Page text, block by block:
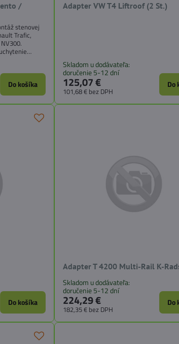
/
stenovej
Trafic,
Do košíka
Adapter VW T4 Liftroof (2 St.)
Skladom u dodávateľa:
doručenie 5-12 dní
125,07 €
101,68 € bez DPH
Do
Do košíka
Adapter T 4200 Multi-Rail K-
Skladom u dodávateľa:
doručenie 5-12 dní
224,29 €
182,35 € bez DPH
Do